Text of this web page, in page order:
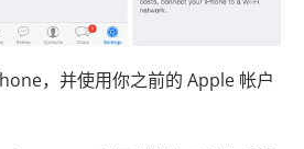
，并使用你之前的 Apple 帐户